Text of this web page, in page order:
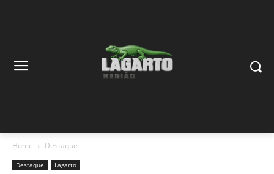
Home Destaque
Destaque Lagarto